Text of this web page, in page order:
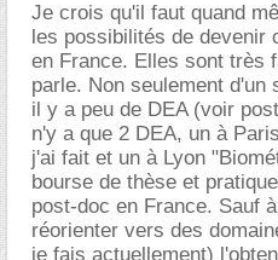
Je crois qu'il faut quand
les possibilités de devenir
en France. Elles sont très
parle. Non seulement
il y a peu de DEA (voir
n'y a que 2 DEA, un à
j'ai fait et un à Lyon
bourse de thèse et
post-doc en France. Sauf
réorienter vers des
je fais actuellement)